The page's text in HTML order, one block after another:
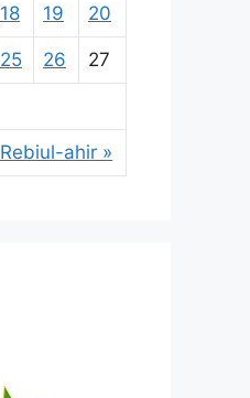
Rebiul-ahir »
18 19 20
25 26 27